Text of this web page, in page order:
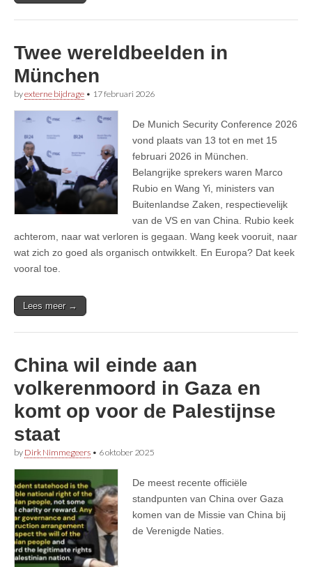
Twee wereldbeelden in
München
byexterne bijdrage • 17 februari 2026
De Munich Security Conference 2026
vond plaats van 13 tot en met 15
februari 2026 in München.
Belangrijke sprekers waren Marco
Rubio en Wang Yi, ministers van
Buitenlandse Zaken, respectievelijk
van de VS en van China. Rubio keek
achterom, naar wat verloren is gegaan. Wang keek vooruit, naar
wat zich zo goed als organisch ontwikkelt. En Europa? Dat keek
vooral toe.
Lees meer →
China wil einde aan
volkerenmoord in Gaza en
komt op voor de Palestijnse
staat
by Dirk Nimmegeers • 6 oktober 2025
De meest recente officiële
standpunten van China over Gaza
komen van de Missie van China bij
de Verenigde Naties.